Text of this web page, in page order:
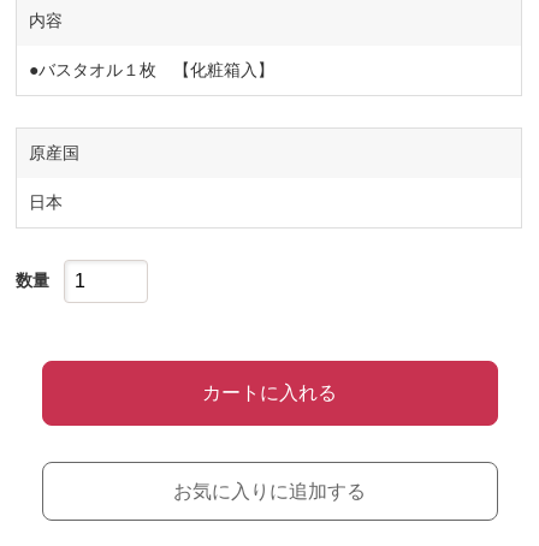
内容
●バスタオル１枚 【化粧箱入】
原産国
日本
数量
カートに入れる
お気に入りに追加する